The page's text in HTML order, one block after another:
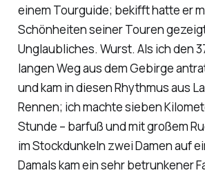
einem Tourguide; bekifft hatte er
Schönheiten seiner Touren
Unglaubliches. Wurst. Als ich den
langen Weg aus dem Gebirge
und kam in diesen Rhythmus aus
Rennen; ich machte sieben
Stunde – barfuß und mit großem
im Stockdunkeln zwei Damen auf
Damals kam ein sehr betrunkener